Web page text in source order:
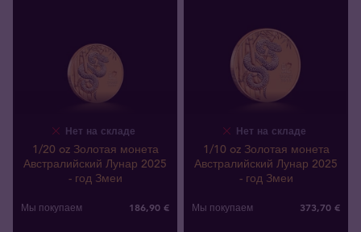
Нет на складе
1/20 oz Золотая монета
Австралийский Лунар 2025
- год Змеи
Мы покупаем 186,90 €
Нет на складе
1/10 oz Золотая монета
Австралийский Лунар 2025
- год Змеи
Мы покупаем 373,70 €